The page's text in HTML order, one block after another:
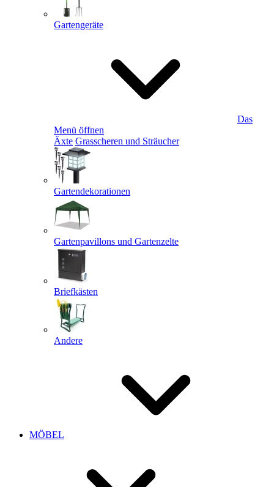
Gartengeräte
Das
Menü öffnen
Äxte Grasscheren und Sträucher
Gartendekorationen
Gartenpavillons und Gartenzelte
Briefkästen
Andere
MÖBEL